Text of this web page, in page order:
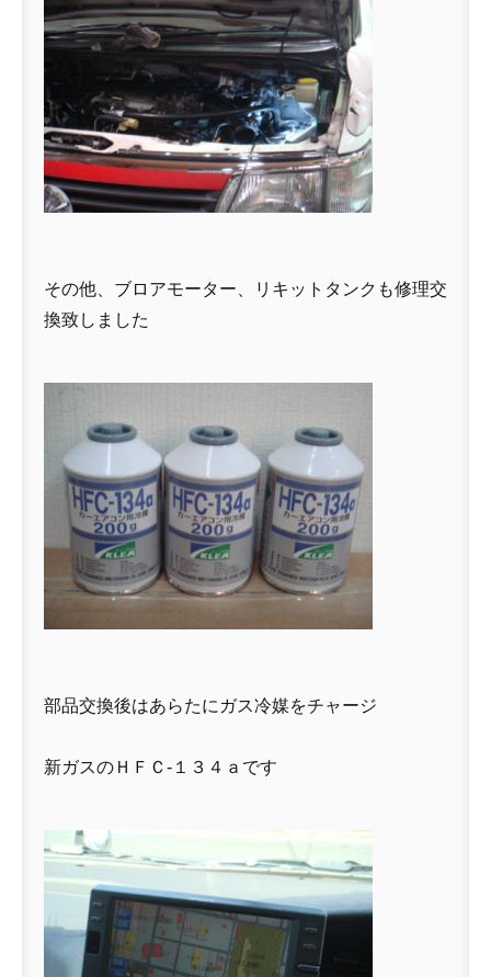
その他、ブロアモーター、リキットタンクも修理交
換致しました
部品交換後はあらたにガス冷媒をチャージ
新ガスのＨＦＣ-１３４ａです